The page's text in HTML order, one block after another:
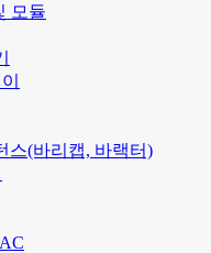
모듈
스(바리캡, 바랙터)